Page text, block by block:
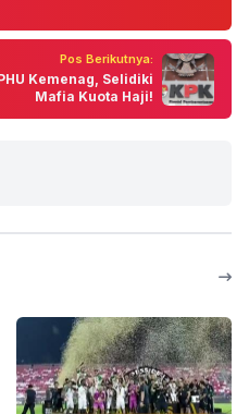
Pos Berikutnya:
Kemenag, Selidiki
Mafia Kuota Haji!